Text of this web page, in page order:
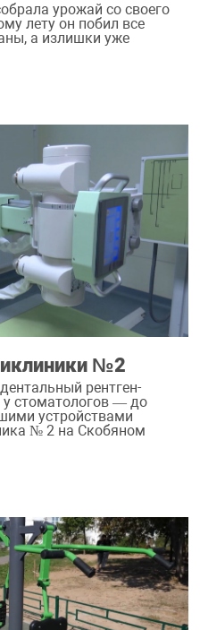
урожай со своего
лету он побил все
а излишки уже
№2
рентген-
у стоматологов — до
устройствами
№ 2 на Скобяном